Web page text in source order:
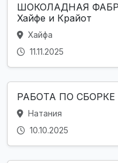
ШОКОЛАДНАЯ
Хайфе и Крайот
Хайфа
11.11.2025
РАБОТА ПО СБОРКЕ
Натания
10.10.2025